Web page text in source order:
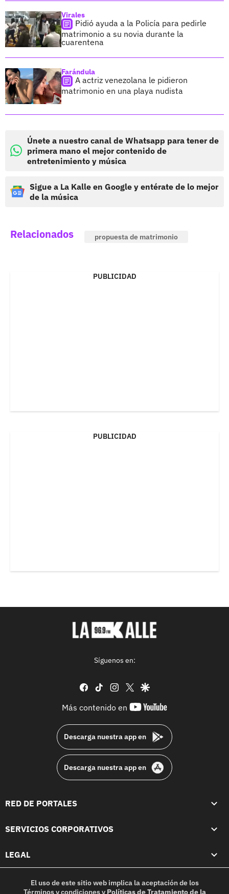
Virales
Pidió ayuda a la Policía para pedirle
matrimonio a su novia durante la
cuarentena
Farándula
A actriz venezolana le pidieron
matrimonio en una playa nudista
Únete a nuestro canal de Whatsapp para tener de
primera mano el mejor contenido de
entretenimiento y música
Sigue a La Kalle en Google y entérate de lo mejor
de la música
Relacionados propuesta de matrimonio
PUBLICIDAD
PUBLICIDAD
Síguenos en:
facebook
tiktok instagram
twittergoogle
Más contenido en
youtube-
Descarga nuestra app en
Descarga nuestra app en
RED DE PORTALES
SERVICIOS CORPORATIVOS
LEGAL
El uso de este sitio web implica la aceptación de los
Términos y condicionesy Políticas de Tratamiento de la